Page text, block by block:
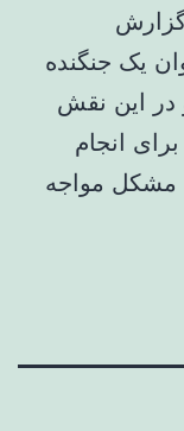
یک جنگنده
در این نقش
انجام
مشکل مواجه